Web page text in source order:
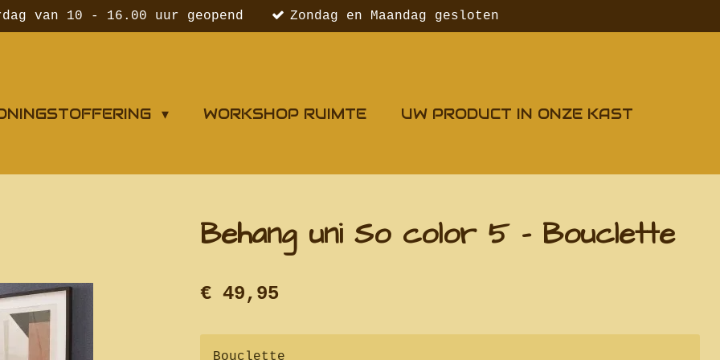
van 10 - 16.00 uur geopend Zondag en Maandag gesloten
WORKSHOP RUIMTE
UW PRODUCT IN ONZE KAST
Behang uni So color 5 - Bouclette
€ 49,95
Bouclette